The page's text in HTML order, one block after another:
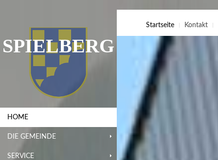
SPIELBERG
HOME
DIE GEMEINDE
SERVICE
Startseite Kontakt